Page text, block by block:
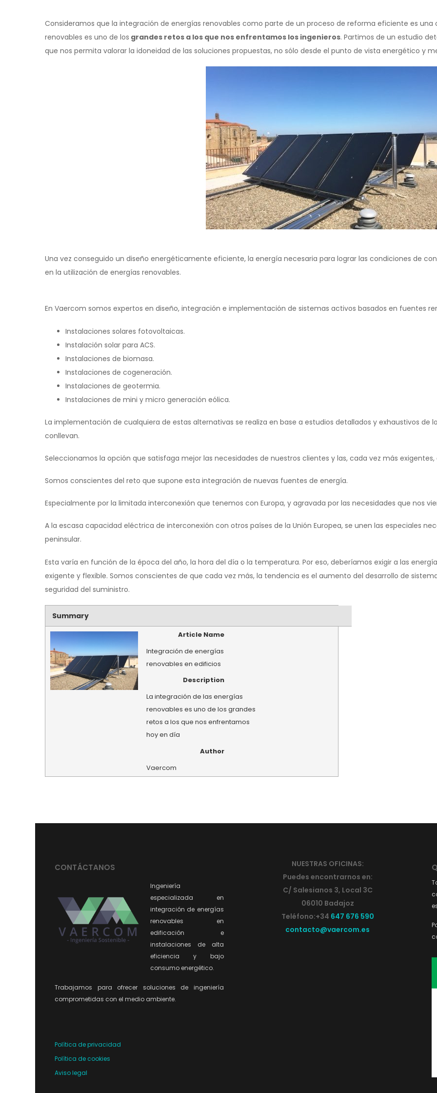
Consideramos que la integración de energías renovables como parte de un proceso de reforma eficiente es una
renovables es uno de los grandes retos a los que nos enfrentamos los ingenieros. Partimos de un estudio
que nos permita valorar la idoneidad de las soluciones propuestas, no sólo desde el punto de vista energético y
Una vez conseguido un diseño energéticamente eficiente, la energía necesaria para lograr las condiciones de
en la utilización de energías renovables.
En Vaercom somos expertos en diseño, integración e implementación de sistemas activos basados en fuentes
Instalaciones solares fotovoltaicas.
Instalación solar para ACS.
Instalaciones de biomasa.
Instalaciones de cogeneración.
Instalaciones de geotermia.
Instalaciones de mini y micro generación eólica.
La implementación de cualquiera de estas alternativas se realiza en base a estudios detallados y exhaustivos
conllevan.
Seleccionamos la opción que satisfaga mejor las necesidades de nuestros clientes y las, cada vez más
Somos conscientes del reto que supone esta integración de nuevas fuentes de energía.
Especialmente por la limitada interconexión que tenemos con Europa, y agravada por las necesidades que nos
A la escasa capacidad eléctrica de interconexión con otros países de la Unión Europea, se unen las especiales
peninsular.
Esta varía en función de la época del año, la hora del día o la temperatura. Por eso, deberíamos exigir a las
exigente y flexible. Somos conscientes de que cada vez más, la tendencia es el aumento del desarrollo de
seguridad del suministro.
Summary
Article Name
Integración de energías
renovables en edificios
Description
La integración de las energías
renovables es uno de los grandes
retos a los que nos enfrentamos
hoy en día
Author
Vaercom
CONTÁCTANOS
Ingeniería
especializada en
integración de energías
renovables en
edificación e
instalaciones de alta
eficiencia y bajo
consumo energético.
Trabajamos para ofrecer soluciones de ingeniería
comprometidas con el medio ambiente.
Política de privacidad
Política de cookies
Aviso legal
NUESTRAS OFICINAS:
Puedes encontrarnos en:
C/ Salesianos 3, Local 3C
06010 Badajoz
Teléfono:+34 647 676 590
contacto@vaercom.es